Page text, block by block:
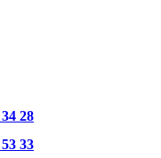
28
33